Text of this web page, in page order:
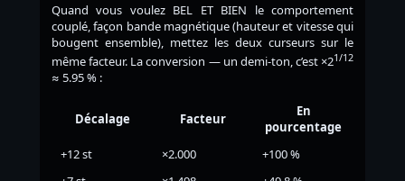
Quand vous voulez BEL ET BIEN le comportement
couplé, façon bande magnétique (hauteur et vitesse qui
bougent ensemble), mettez les deux curseurs sur le
même facteur. La conversion — un demi-ton, c’est ×21/12
≈ 5.95 % :
Décalage Facteur
En
pourcentage
+12 st
×2.000
+100 %